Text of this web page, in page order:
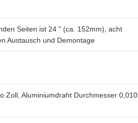
Seiten ist 24 " (ca. 152mm), acht
Austausch und Demontage
Zoll, Aluminiumdraht Durchmesser 0,010